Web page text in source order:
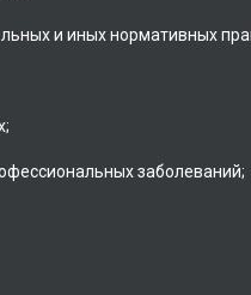
и иных нормативных
заболеваний;